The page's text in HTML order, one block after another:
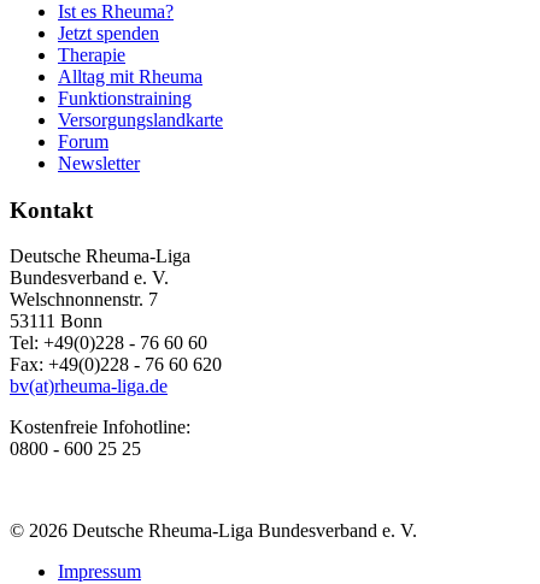
Ist es Rheuma?
Jetzt spenden
Therapie
Alltag mit Rheuma
Funktionstraining
Versorgungslandkarte
Forum
Newsletter
Kontakt
Deutsche Rheuma-Liga
Bundesverband e. V.
Welschnonnenstr. 7
53111 Bonn
Tel: +49(0)228 - 76 60 60
Fax: +49(0)228 - 76 60 620
bv(at)rheuma-liga.de
Kostenfreie Infohotline:
0800 - 600 25 25
© 2026 Deutsche Rheuma-Liga Bundesverband e. V.
Impressum